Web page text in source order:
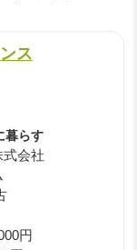
ス
暮らす
会社
円